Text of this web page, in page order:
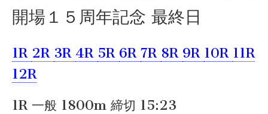
開場１５周年記念 最終日
1R 2R 3R 4R 5R 6R 7R 8R 9R 10R 11R
12R
1R 一般 1800m 締切 15:23